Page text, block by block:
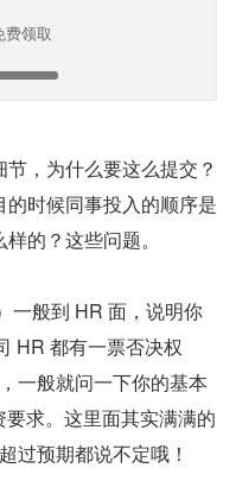
领取
，为什么要这么提交？
时候同事投入的顺序是
的？这些问题。
一般到 HR 面，说明你
HR 都有一票否决权
一般就问一下你的基本
求。这里面其实满满的
过预期都说不定哦！